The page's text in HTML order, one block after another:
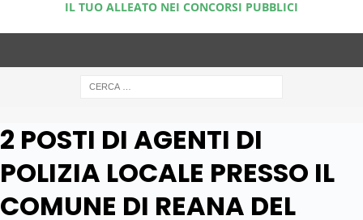
IL TUO ALLEATO NEI CONCORSI PUBBLICI
2 POSTI DI AGENTI DI
POLIZIA LOCALE PRESSO IL
COMUNE DI REANA DEL